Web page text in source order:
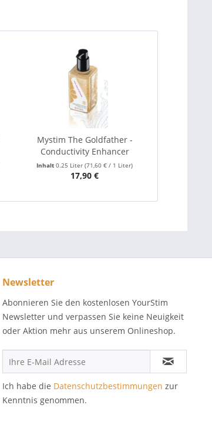
Mystim The Goldfather -
Conductivity Enhancer
Inhalt0.25 Liter(71,60 € / 1 Liter)
17,90 €
Newsletter
Abonnieren Sie den kostenlosen YourStim
Newsletter und verpassen Sie keine Neuigkeit
oder Aktion mehr aus unserem Onlineshop.
Ich habe die Datenschutzbestimmungen zur
Kenntnis genommen.